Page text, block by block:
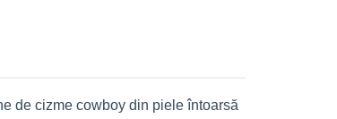
de cizme cowboy din piele întoarsă